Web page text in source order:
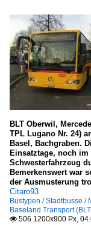
BLT Oberwil,
TPL Lugano Nr. 24)
Basel, Bachgraben.
Einsatztage, noch
Schwesterfahrzeug
Bemerkenswert war
der Ausmusterung
Citaro93
Bustypen / Stadtbusse /
Baseland Transport
 506 1200x900 Px,